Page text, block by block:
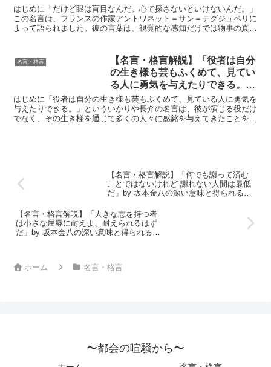
ペリの深い意味と得られる教訓
はじめに「だけど眼は盲目なんだ。心で探さないといけないんだ。」
この名言は、フランスの作家アントワネット＝サン＝テグジュペリに
よって語られました。彼の言葉は、視覚的な感知だけでは物事の真実
名言・格言
【名言・格言解説】「役者は自分
の生き様も芸もふくめて、見てい
る人に勇気を与えたりできる。」
by いかりや長介の深い意味と得
られる教訓
はじめに「役者は自分の生き様も芸もふくめて、見ている人に勇気を
与えたりできる。」といういかりや長介の名言は、彼が演じる役だけ
でなく、その生き様を通じて多くの人々に感銘を与えてきたことを示
【名言・格言解説】「何でも謝って済む
ことではないけれど 謝れない人間は最低
だ」by 坂本金八の深い意味と得られる教
【名言・格言解説】「大きな志を持つ者
は小さな屈辱に耐えよ、耐えられるはず
だ」by 坂本金八の深い意味と得られる教
ホーム 名言・格言
〜都会の喧騒から〜